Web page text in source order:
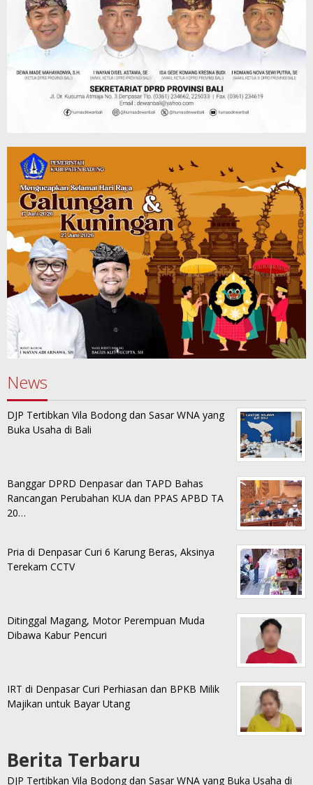
News
DJP Tertibkan Vila Bodong dan Sasar WNA yang
Buka Usaha di Bali
Banggar DPRD Denpasar dan TAPD Bahas
Rancangan Perubahan KUA dan PPAS APBD TA
20…
Pria di Denpasar Curi 6 Karung Beras, Aksinya
Terekam CCTV
Ditinggal Magang, Motor Perempuan Muda
Dibawa Kabur Pencuri
IRT di Denpasar Curi Perhiasan dan BPKB Milik
Majikan untuk Bayar Utang
Berita Terbaru
DJP Tertibkan Vila Bodong dan Sasar WNA yang Buka Usaha di